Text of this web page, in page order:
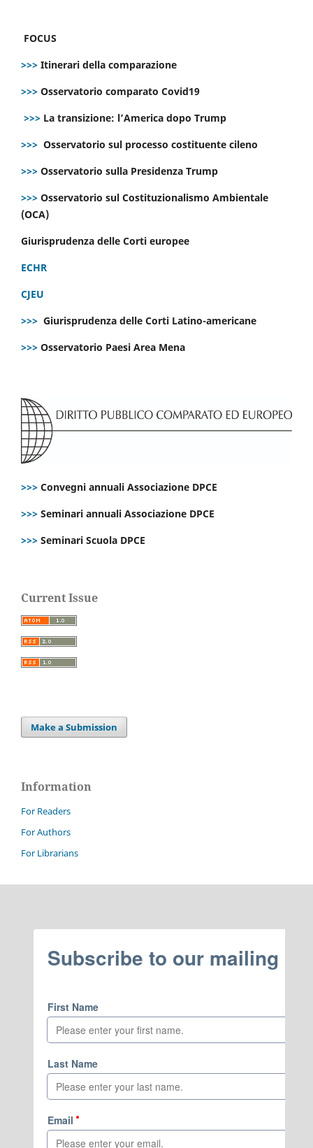
FOCUS
>>> Itinerari della comparazione
>>> Osservatorio comparato Covid19
>>> La transizione: l’America dopo Trump
>>> Osservatorio sul processo costituente cileno
>>> Osservatorio sulla Presidenza Trump
>>> Osservatorio sul Costituzionalismo Ambientale
(OCA)
Giurisprudenza delle Corti europee
ECHR
CJEU
>>> Giurisprudenza delle Corti Latino-americane
>>> Osservatorio Paesi Area Mena
>>> Convegni annuali Associazione DPCE
>>> Seminari annuali Associazione DPCE
>>> Seminari Scuola DPCE
Current Issue
Make a Submission
Information
For Readers
For Authors
For Librarians